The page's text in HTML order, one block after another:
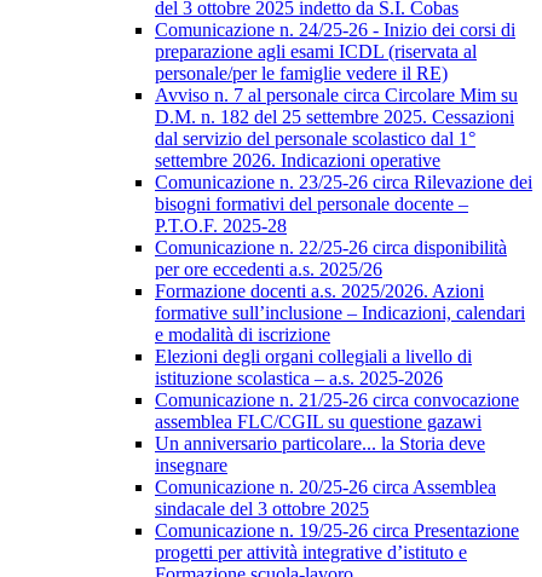
del 3 ottobre 2025 indetto da S.I. Cobas
Comunicazione n. 24/25-26 - Inizio dei corsi di
preparazione agli esami ICDL (riservata al
personale/per le famiglie vedere il RE)
Avviso n. 7 al personale circa Circolare Mim su
D.M. n. 182 del 25 settembre 2025. Cessazioni
dal servizio del personale scolastico dal 1°
settembre 2026. Indicazioni operative
Comunicazione n. 23/25-26 circa Rilevazione dei
bisogni formativi del personale docente –
P.T.O.F. 2025-28
Comunicazione n. 22/25-26 circa disponibilità
per ore eccedenti a.s. 2025/26
Formazione docenti a.s. 2025/2026. Azioni
formative sull’inclusione – Indicazioni, calendari
e modalità di iscrizione
Elezioni degli organi collegiali a livello di
istituzione scolastica – a.s. 2025-2026
Comunicazione n. 21/25-26 circa convocazione
assemblea FLC/CGIL su questione gazawi
Un anniversario particolare... la Storia deve
insegnare
Comunicazione n. 20/25-26 circa Assemblea
sindacale del 3 ottobre 2025
Comunicazione n. 19/25-26 circa Presentazione
progetti per attività integrative d’istituto e